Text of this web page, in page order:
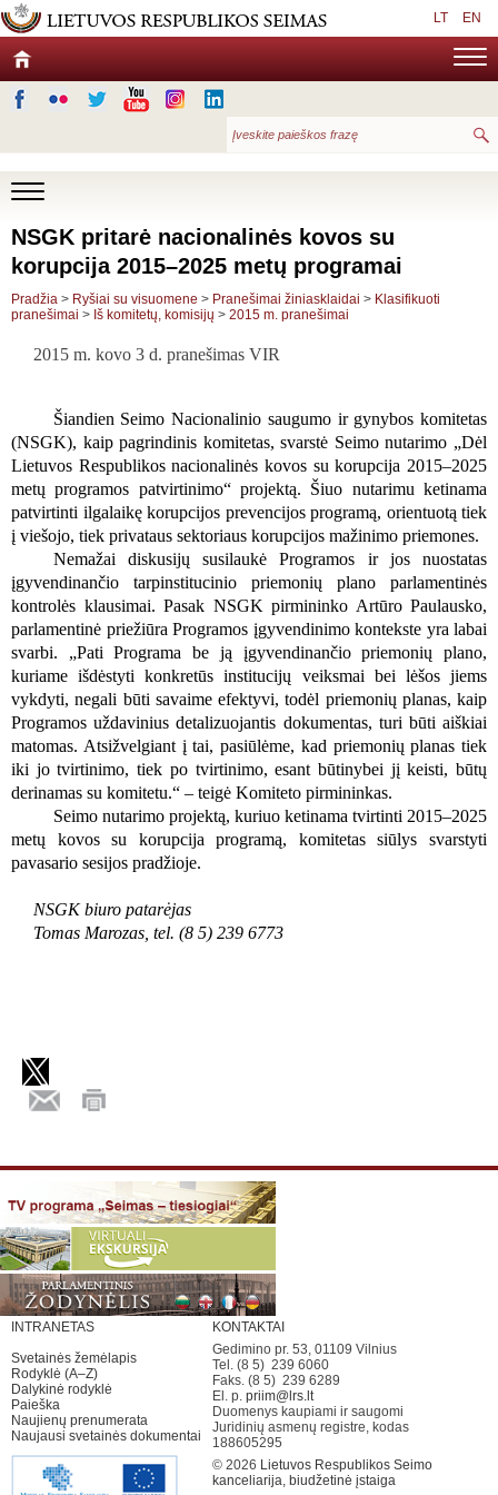
LT EN
NSGK pritarė nacionalinės kovos su
korupcija 2015–2025 metų programai
Pradžia > Ryšiai su visuomene > Pranešimai žiniasklaidai > Klasifikuoti
pranešimai > Iš komitetų, komisijų > 2015 m. pranešimai
2015 m. kovo 3 d. pranešimas VIR­­­­­­
Šiandien Seimo Nacionalinio saugumo ir gynybos komitetas
(NSGK), kaip pagrindinis komitetas, svarstė Seimo nutarimo „Dėl
Lietuvos Respublikos nacionalinės kovos su korupcija 2015–2025
metų programos patvirtinimo“ projektą. Šiuo nutarimu ketinama
patvirtinti ilgalaikę korupcijos prevencijos programą, orientuotą tiek
į viešojo, tiek privataus sektoriaus korupcijos mažinimo priemones.
Nemažai diskusijų susilaukė Programos ir jos nuostatas
įgyvendinančio tarpinstitucinio priemonių plano parlamentinės
kontrolės klausimai. Pasak NSGK pirmininko Artūro Paulausko,
parlamentinė priežiūra Programos įgyvendinimo kontekste yra labai
svarbi. „Pati Programa be ją įgyvendinančio priemonių plano,
kuriame išdėstyti konkretūs institucijų veiksmai bei lėšos jiems
vykdyti, negali būti savaime efektyvi, todėl priemonių planas, kaip
Programos uždavinius detalizuojantis dokumentas, turi būti aiškiai
matomas. Atsižvelgiant į tai, pasiūlėme, kad priemonių planas tiek
iki jo tvirtinimo, tiek po tvirtinimo, esant būtinybei jį keisti, būtų
derinamas su komitetu.“ – teigė Komiteto pirmininkas.
Seimo nutarimo projektą, kuriuo ketinama tvirtinti 2015–2025
metų kovos su korupcija programą, komitetas siūlys svarstyti
pavasario sesijos pradžioje.
NSGK biuro patarėjas
Tomas Marozas, tel. (8 5) 239 6773
INTRANETAS
Svetainės žemėlapis
Rodyklė (A–Z)
Dalykinė rodyklė
Paieška
Naujienų prenumerata
Naujausi svetainės dokumentai
KONTAKTAI
Gedimino pr. 53, 01109 Vilnius
Tel. (8 5) 239 6060
Faks. (8 5) 239 6289
El. p. priim@lrs.lt
Duomenys kaupiami ir saugomi
Juridinių asmenų registre, kodas
188605295
© 2026 Lietuvos Respublikos Seimo
kanceliarija, biudžetinė įstaiga